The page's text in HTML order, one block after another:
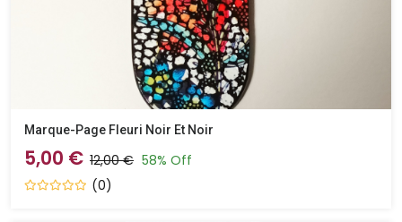
Marque-Page Fleuri Noir Et Noir
5,00 € 12,00 € 58% Off
(0)